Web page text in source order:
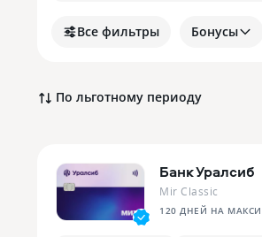
Все фильтры Бонусы
По льготному периоду
Банк Уралсиб
Mir Classic
120 ДНЕЙ НА